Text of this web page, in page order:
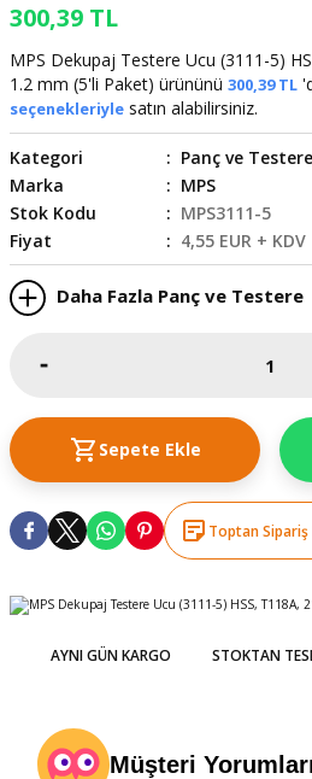
Siperlik
300,39 TL
MPS Dekupaj Testere Ucu (3111-5)
1.2 mm (5'li Paket) ürününü 300,39 TL
seçenekleriyle satın alabilirsiniz.
Kategori
Panç ve Testere
Marka
MPS
Stok Kodu
MPS3111-5
Fiyat
4,55 EUR + KDV
Daha Fazla Panç ve Testere
Sepete Ekle
Toptan
AYNI GÜN KARGO STOKTAN